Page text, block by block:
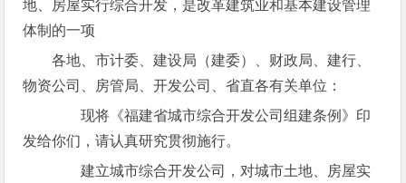
地、房屋实行综合开发，是改革建筑业和基本建设管理
体制的一项
各地、市计委、建设局（建委）、财政局、建行、
物资公司、房管局、开发公司、省直各有关单位：
现将《福建省城市综合开发公司组建条例》印
发给你们，请认真研究贯彻施行。
建立城市综合开发公司，对城市土地、房屋实